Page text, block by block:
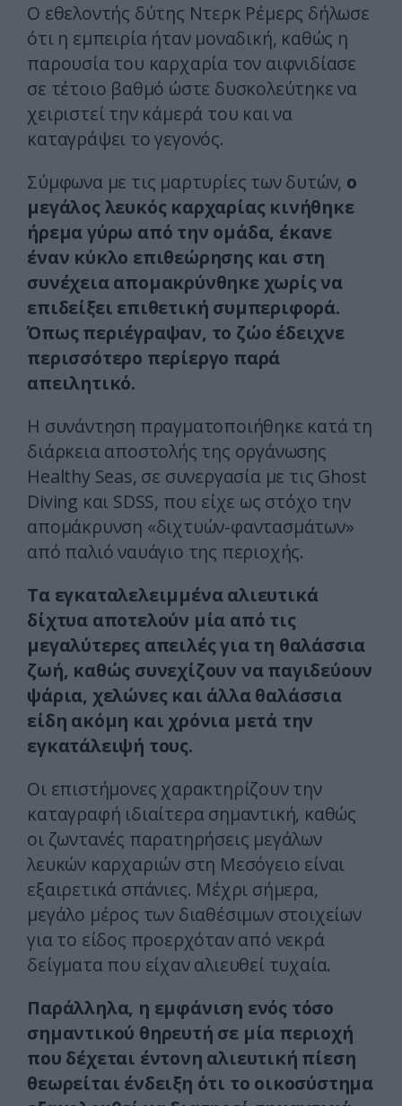
Ο εθελοντής δύτης Ντερκ Ρέμερς δήλωσε
ότι η εμπειρία ήταν μοναδική, καθώς η
παρουσία του καρχαρία τον αιφνιδίασε
σε τέτοιο βαθμό ώστε δυσκολεύτηκε να
χειριστεί την κάμερά του και να
καταγράψει το γεγονός.
Σύμφωνα με τις μαρτυρίες των δυτών, ο
μεγάλος λευκός καρχαρίας κινήθηκε
ήρεμα γύρω από την ομάδα, έκανε
έναν κύκλο επιθεώρησης και στη
συνέχεια απομακρύνθηκε χωρίς να
επιδείξει επιθετική συμπεριφορά.
Όπως περιέγραψαν, το ζώο έδειχνε
περισσότερο περίεργο παρά
απειλητικό.
Η συνάντηση πραγματοποιήθηκε κατά τη
διάρκεια αποστολής της οργάνωσης
Healthy Seas, σε συνεργασία με τις Ghost
Diving και SDSS, που είχε ως στόχο την
απομάκρυνση «διχτυών-φαντασμάτων»
από παλιό ναυάγιο της περιοχής.
Τα εγκαταλελειμμένα αλιευτικά
δίχτυα αποτελούν μία από τις
μεγαλύτερες απειλές για τη θαλάσσια
ζωή, καθώς συνεχίζουν να παγιδεύουν
ψάρια, χελώνες και άλλα θαλάσσια
είδη ακόμη και χρόνια μετά την
εγκατάλειψή τους.
Οι επιστήμονες χαρακτηρίζουν την
καταγραφή ιδιαίτερα σημαντική, καθώς
οι ζωντανές παρατηρήσεις μεγάλων
λευκών καρχαριών στη Μεσόγειο είναι
εξαιρετικά σπάνιες. Μέχρι σήμερα,
μεγάλο μέρος των διαθέσιμων στοιχείων
για το είδος προερχόταν από νεκρά
δείγματα που είχαν αλιευθεί τυχαία.
Παράλληλα, η εμφάνιση ενός τόσο
σημαντικού θηρευτή σε μία περιοχή
που δέχεται έντονη αλιευτική πίεση
θεωρείται ένδειξη ότι το οικοσύστημα